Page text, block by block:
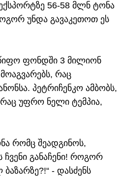
56-58 მლნ ტონა
უნდა გავაკეთოთ ეს
ფონდში 3 მილიონ
რაც
პეტრიჩენკო ამბობს,
უფრო ნელი ტემპია,
რომც შეადგინოს,
განაჩენი! როგორ
- დასძენს